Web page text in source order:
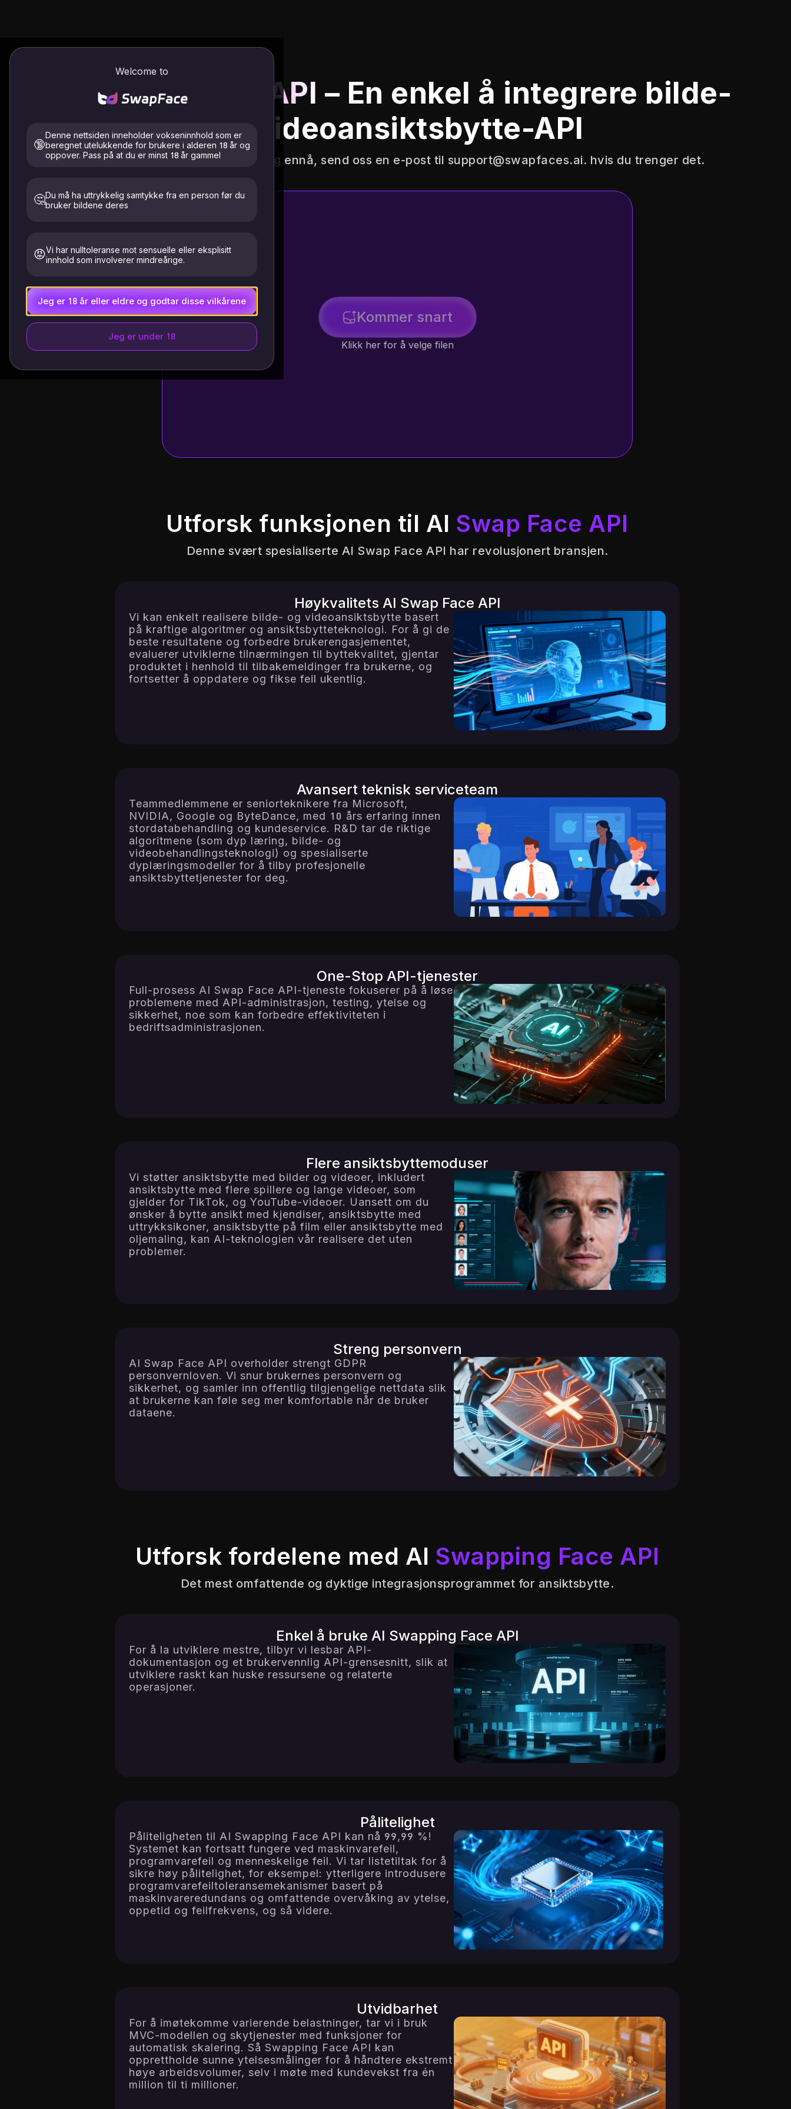
Welcome to
🔞
Denne nettsiden inneholder vokseninnhold som er
beregnet utelukkende for brukere i alderen 18 år og
oppover. Pass på at du er minst 18 år gammel
🤔Du må ha uttrykkelig samtykke fra en person før du
bruker bildene deres
😡Vi har nulltoleranse mot sensuelle eller eksplisitt
innhold som involverer mindreårige.
Jeg er 18 år eller eldre og godtar disse vilkårene
Jeg er under 18
AI Swap Face API – En enkel å integrere bilde-
og videoansiktsbytte-API
Vi støtter ikke selvbetjent tilgang ennå, send oss ​​en e-post til support@swapfaces.ai. hvis du trenger det.
Kommer snart
Klikk her for å velge filen
Utforsk funksjonen til AI Swap Face API
Denne svært spesialiserte AI Swap Face API har revolusjonert bransjen.
Høykvalitets AI Swap Face API
Vi kan enkelt realisere bilde- og videoansiktsbytte basert
på kraftige algoritmer og ansiktsbytteteknologi. For å gi de
beste resultatene og forbedre brukerengasjementet,
evaluerer utviklerne tilnærmingen til byttekvalitet, gjentar
produktet i henhold til tilbakemeldinger fra brukerne, og
fortsetter å oppdatere og fikse feil ukentlig.
Avansert teknisk serviceteam
Teammedlemmene er seniorteknikere fra Microsoft,
NVIDIA, Google og ByteDance, med 10 års erfaring innen
stordatabehandling og kundeservice. R&D tar de riktige
algoritmene (som dyp læring, bilde- og
videobehandlingsteknologi) og spesialiserte
dyplæringsmodeller for å tilby profesjonelle
ansiktsbyttetjenester for deg.
One-Stop API-tjenester
Full-prosess AI Swap Face API-tjeneste fokuserer på å løse
problemene med API-administrasjon, testing, ytelse og
sikkerhet, noe som kan forbedre effektiviteten i
bedriftsadministrasjonen.
Flere ansiktsbyttemoduser
Vi støtter ansiktsbytte med bilder og videoer, inkludert
ansiktsbytte med flere spillere og lange videoer, som
gjelder for TikTok, og YouTube-videoer. Uansett om du
ønsker å bytte ansikt med kjendiser, ansiktsbytte med
uttrykksikoner, ansiktsbytte på film eller ansiktsbytte med
oljemaling, kan AI-teknologien vår realisere det uten
problemer.
Streng personvern
AI Swap Face API overholder strengt GDPR
personvernloven. Vi snur brukernes personvern og
sikkerhet, og samler inn offentlig tilgjengelige nettdata slik
at brukerne kan føle seg mer komfortable når de bruker
dataene.
Utforsk fordelene med AI Swapping Face API
Det mest omfattende og dyktige integrasjonsprogrammet for ansiktsbytte.
Enkel å bruke AI Swapping Face API
For å la utviklere mestre, tilbyr vi lesbar API-
dokumentasjon og et brukervennlig API-grensesnitt, slik at
utviklere raskt kan huske ressursene og relaterte
operasjoner.
Pålitelighet
Påliteligheten til AI Swapping Face API kan nå 99,99 %!
Systemet kan fortsatt fungere ved maskinvarefeil,
programvarefeil og menneskelige feil. Vi tar listetiltak for å
sikre høy pålitelighet, for eksempel: ytterligere introdusere
programvarefeiltoleransemekanismer basert på
maskinvareredundans og omfattende overvåking av ytelse,
oppetid og feilfrekvens, og så videre.
Utvidbarhet
For å imøtekomme varierende belastninger, tar vi i bruk
MVC-modellen og skytjenester med funksjoner for
automatisk skalering. Så Swapping Face API kan
opprettholde sunne ytelsesmålinger for å håndtere ekstremt
høye arbeidsvolumer, selv i møte med kundevekst fra én
million til ti millioner.